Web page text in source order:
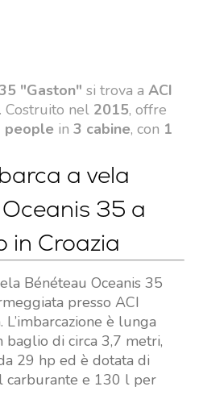
"Gaston" si trova a ACI
. Costruito nel 2015, offre
people in 3 cabine, con 1
a vela
35 a
in Croazia
Bénéteau Oceanis 35
presso ACI
è lunga
baglio di circa 3,7 metri,
29 hp ed è dotata di
carburante e 130 l per